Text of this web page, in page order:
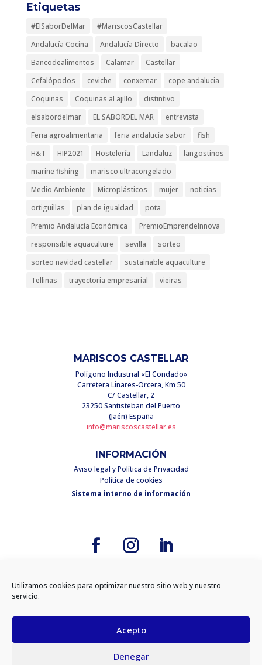
Utilizamos cookies para optimizar nuestro sitio web y nuestro
servicio.
Acepto
Denegar
Etiquetas
#ElSaborDelMar
#MariscosCastellar
Andalucía Cocina
Andalucía Directo
bacalao
Bancodealimentos
Calamar
Castellar
Cefalópodos
ceviche conxemar
cope andalucia
Coquinas
Coquinas al ajillo
distintivo
elsabordelmar
EL SABORDEL MAR
entrevista
Feria agroalimentaria
feria andalucía sabor
fish
H&T
HIP2021 Hostelería Landaluz
langostinos
marine fishing
marisco ultracongelado
Medio Ambiente
Microplásticos mujer
noticias
ortiguillas
plan de igualdad
pota
Premio Andalucía Económica
PremioEmprendeInnova
responsible aquaculture
sevilla
sorteo
sorteo navidad castellar
sustainable aquaculture
Tellinas
trayectoria empresarial vieiras
MARISCOS CASTELLAR
Polígono Industrial «El Condado»
Carretera Linares-Orcera, Km 50
C/ Castellar, 2
23250 Santisteban del Puerto
(Jaén) España
info@mariscoscastellar.es
INFORMACIÓN
Aviso legal y Política de Privacidad
Política de cookies
Sistema interno de información
DiseñoCabello x Mure